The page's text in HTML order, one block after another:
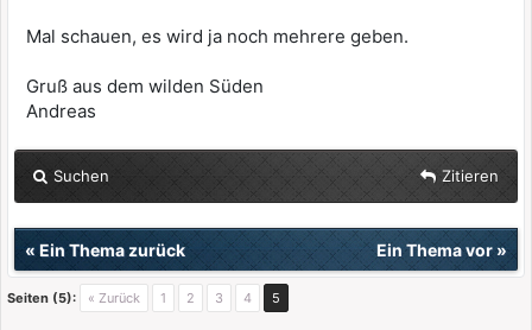
Mal schauen, es wird ja noch mehrere geben.
Gruß aus dem wilden Süden
Andreas
Suchen Zitieren
« Ein Thema zurück Ein Thema vor»
Seiten (5): « Zurück 1 2 3 4 5